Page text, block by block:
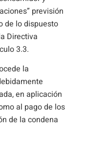
previsión
de lo dispuesto
Directiva
3.3.
la
en aplicación
al pago de los
de la condena